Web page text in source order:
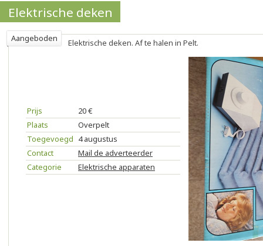
Elektrische deken
Aangeboden Elektrische deken. Af te halen in Pelt.
Prijs
20 €
Plaats
Overpelt
Toegevoegd 4 augustus
Contact
Mail de adverteerder
Categorie
Elektrische apparaten